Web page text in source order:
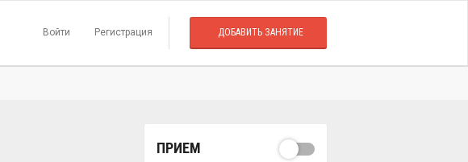
Войти Регистрация ДОБАВИТЬ ЗАНЯТИЕ
ПРИЕМ